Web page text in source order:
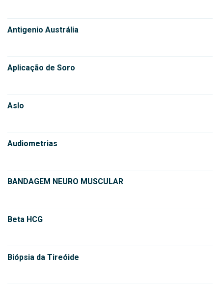
Antigenio Austrália
Aplicação de Soro
Aslo
Audiometrias
BANDAGEM NEURO MUSCULAR
Beta HCG
Biópsia da Tireóide